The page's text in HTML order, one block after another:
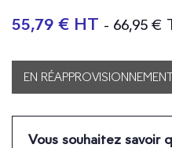
55,79 € HT - 66,95 €
EN
Vous souhaitez savoir